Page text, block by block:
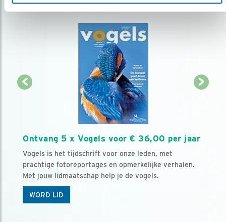
Ontvang 5 x Vogels voor € 36,00 per jaar
Vogels is het tijdschrift voor onze leden, met
prachtige fotoreportages en opmerkelijke verhalen.
Met jouw lidmaatschap help je de vogels.
WORD LID